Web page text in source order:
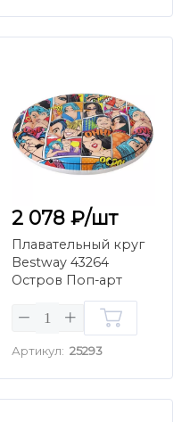
2 078 ₽/шт
Плавательный круг
Bestway 43264
Остров Поп-арт
Артикул: 25293